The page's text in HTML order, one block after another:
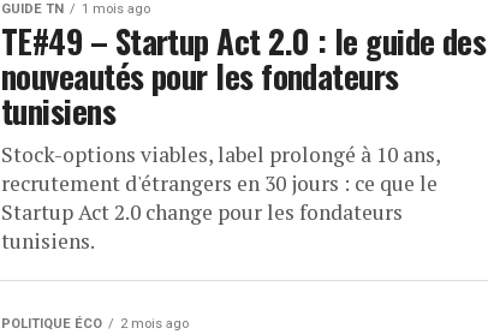
GUIDE TN 1 mois ago
TE#49 – Startup Act 2.0 : le guide des
nouveautés pour les fondateurs
tunisiens
Stock-options viables, label prolongé à 10 ans,
recrutement d'étrangers en 30 jours : ce que le
Startup Act 2.0 change pour les fondateurs
tunisiens.
POLITIQUE ÉCO 2 mois ago